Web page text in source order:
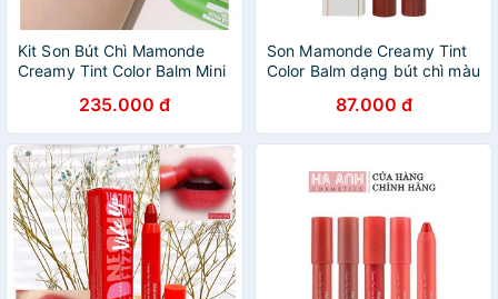
Kit Son Bút Chì Mamonde
Creamy Tint Color Balm Mini
235.000 đ
Son Mamonde Creamy Tint
Color Balm dạng bút chì màu
phong cách Hàn Quốc
87.000 đ